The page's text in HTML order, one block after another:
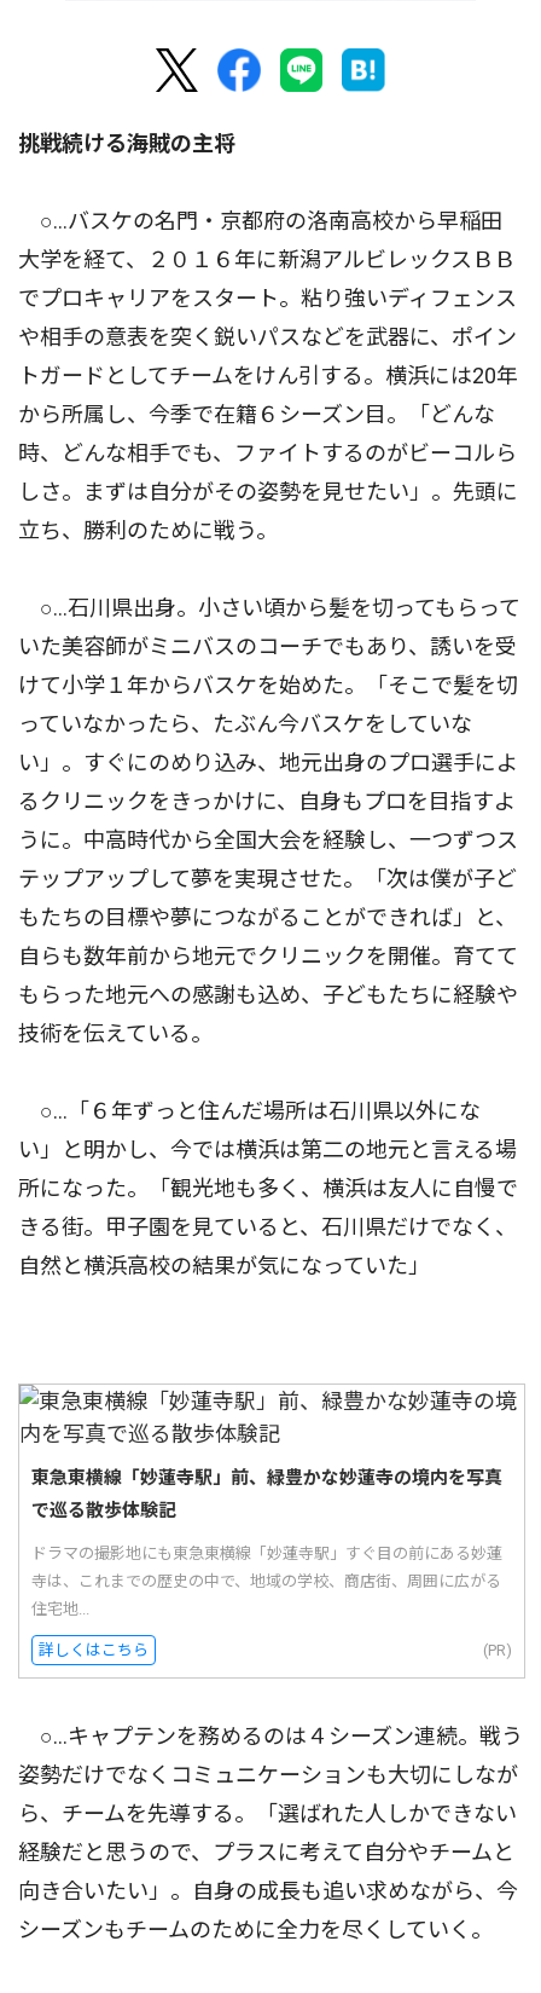
挑戦続ける海賊の主将
○…バスケの名門・京都府の洛南高校から早稲田
大学を経て、２０１６年に新潟アルビレックスＢＢ
でプロキャリアをスタート。粘り強いディフェンス
や相手の意表を突く鋭いパスなどを武器に、ポイン
トガードとしてチームをけん引する。横浜には20年
から所属し、今季で在籍６シーズン目。「どんな
時、どんな相手でも、ファイトするのがビーコルら
しさ。まずは自分がその姿勢を見せたい」。先頭に
立ち、勝利のために戦う。
○…石川県出身。小さい頃から髪を切ってもらって
いた美容師がミニバスのコーチでもあり、誘いを受
けて小学１年からバスケを始めた。「そこで髪を切
っていなかったら、たぶん今バスケをしていな
い」。すぐにのめり込み、地元出身のプロ選手によ
るクリニックをきっかけに、自身もプロを目指すよ
うに。中高時代から全国大会を経験し、一つずつス
テップアップして夢を実現させた。「次は僕が子ど
もたちの目標や夢につながることができれば」と、
自らも数年前から地元でクリニックを開催。育てて
もらった地元への感謝も込め、子どもたちに経験や
技術を伝えている。
○…「６年ずっと住んだ場所は石川県以外にな
い」と明かし、今では横浜は第二の地元と言える場
所になった。「観光地も多く、横浜は友人に自慢で
きる街。甲子園を見ていると、石川県だけでなく、
自然と横浜高校の結果が気になっていた」
東急東横線「妙蓮寺駅」前、緑豊かな妙蓮寺の境内を写真
で巡る散歩体験記
ドラマの撮影地にも東急東横線「妙蓮寺駅」すぐ目の前にある妙蓮
寺は、これまでの歴史の中で、地域の学校、商店街、周囲に広がる
住宅地...
詳しくはこちら (PR)
○…キャプテンを務めるのは４シーズン連続。戦う
姿勢だけでなくコミュニケーションも大切にしなが
ら、チームを先導する。「選ばれた人しかできない
経験だと思うので、プラスに考えて自分やチームと
向き合いたい」。自身の成長も追い求めながら、今
シーズンもチームのために全力を尽くしていく。